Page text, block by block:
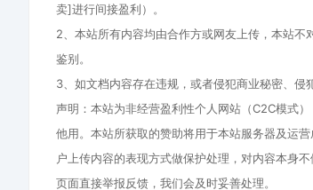
卖]进行间接盈利）。
2、本站所有内容均由合作方或网友上传，本站
鉴别。
3、如文档内容存在违规，或者侵犯商业秘密、侵
声明：本站为非经营盈利性个人网站（C2C模式
他用。本站所获取的赞助将用于本站服务器及运
户上传内容的表现方式做保护处理，对内容本身
页面直接举报反馈，我们会及时妥善处理。